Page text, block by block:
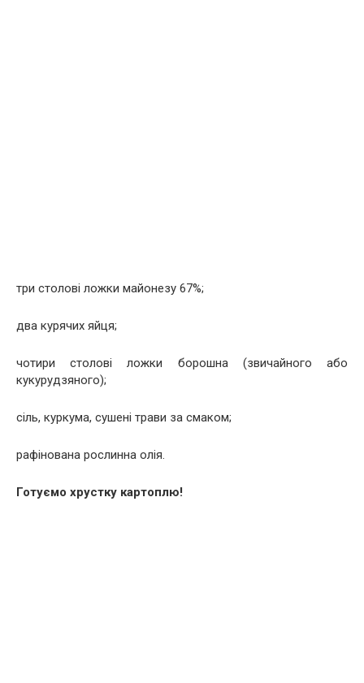
три столові ложки майонезу 67%;
два курячих яйця;
чотири столові ложки борошна (звичайного або
кукурудзяного);
сіль, куркума, сушені трави за смаком;
рафінована рослинна олія.
Готуємо хрустку картоплю!